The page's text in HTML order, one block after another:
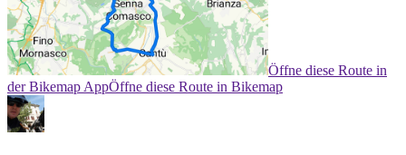
Öffne diese Route in
der Bikemap AppÖffne diese Route in Bikemap